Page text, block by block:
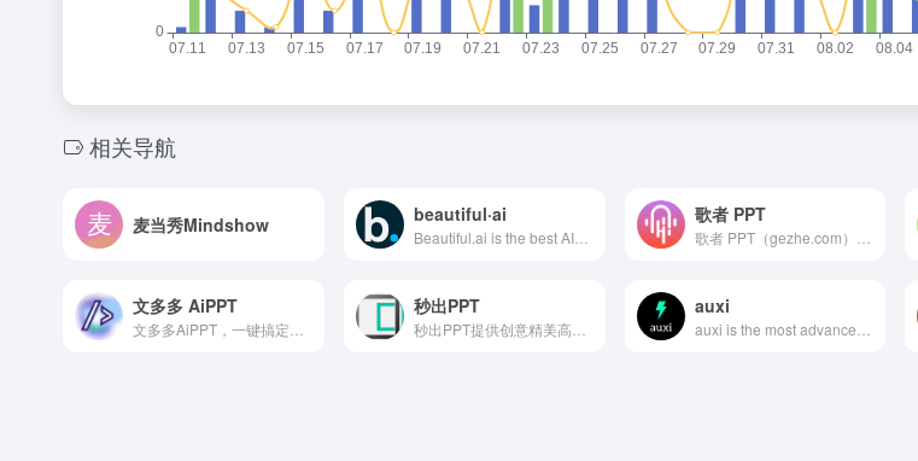
相关导航
麦当秀Mindshow beautiful·ai
Beautiful.ai is the best AI-powered presentation software for teams. Stay on brand, level up and automate presentation design, and collaborate from anywhere.
歌者 PPT
文多多 AiPPT 秒出PPT auxi